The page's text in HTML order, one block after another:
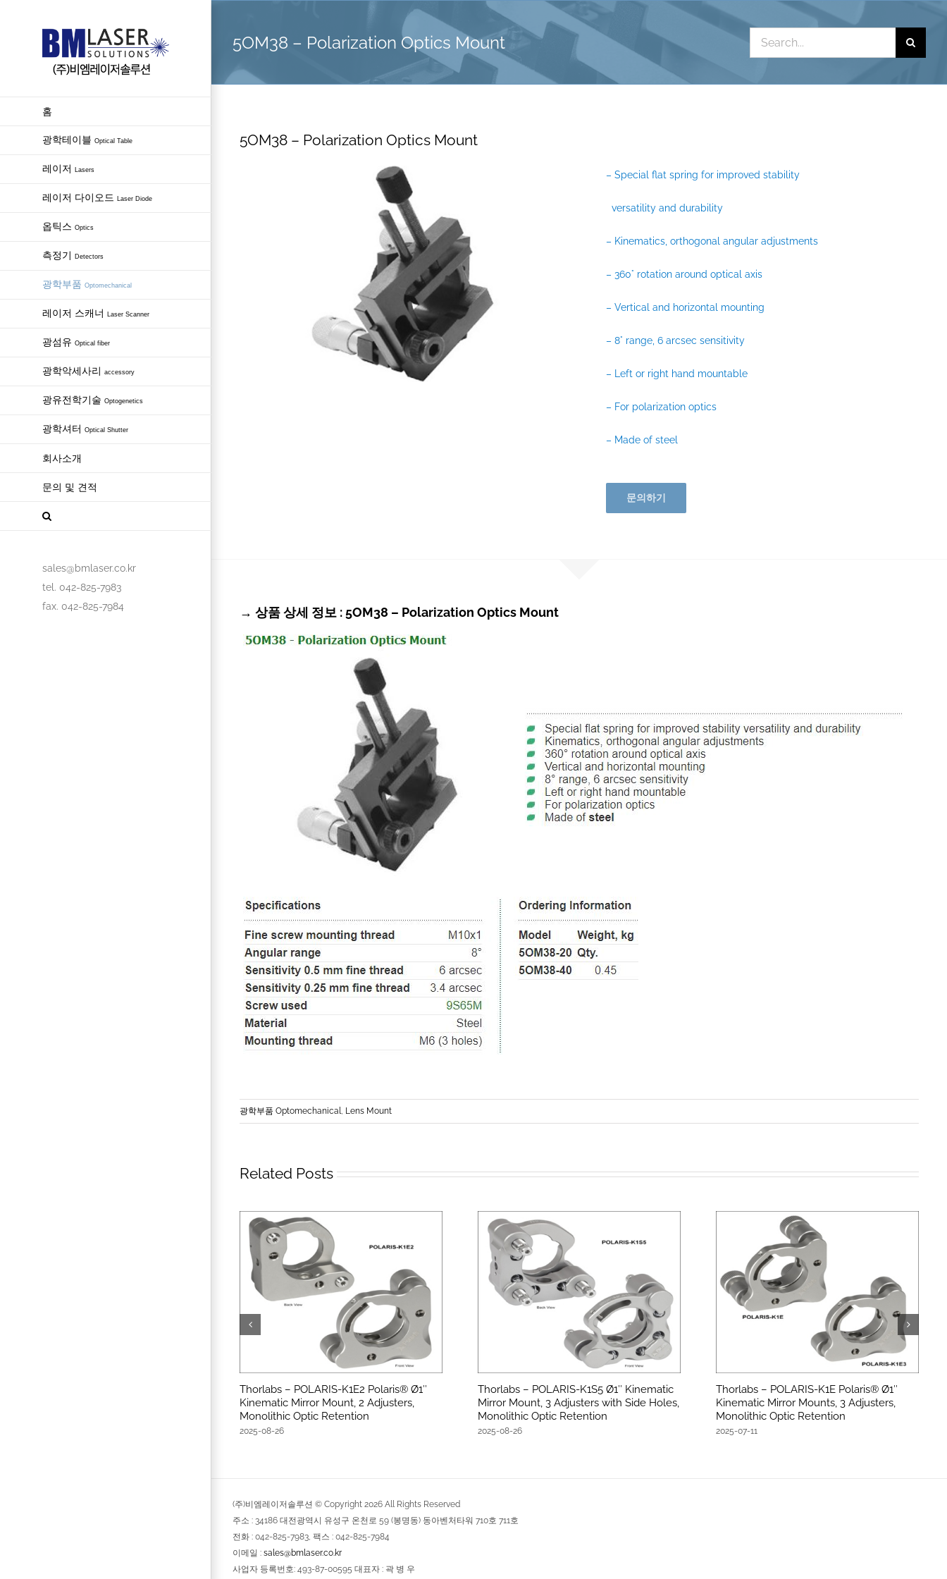
홈
광학테이블 Optical Table
레이저 Lasers
레이저 다이오드 Laser Diode
옵틱스 Optics
측정기 Detectors
광학부품 Optomechanical
레이저 스캐너 Laser Scanner
광섬유 Optical fiber
광학악세사리 accessory
광유전학기술 Optogenetics
광학셔터 Optical Shutter
회사소개
문의 및 견적
sales@bmlaser.co.kr
tel. 042-825-7983
fax. 042-825-7984
5OM38 – Polarization Optics Mount
Search
for:
5OM38 – Polarization Optics Mount
– Special flat spring for improved stability
versatility and durability
– Kinematics, orthogonal angular adjustments
– 360° rotation around optical axis
– Vertical and horizontal mounting
– 8° range, 6 arcsec sensitivity
– Left or right hand mountable
– For polarization optics
– Made of steel
문의하기
→ 상품 상세 정보 : 5OM38 – Polarization Optics Mount
광학부품 Optomechanical, Lens Mount
Related Posts
Thorlabs – POLARIS-K1E2 Polaris® Ø1″
Kinematic Mirror Mount, 2 Adjusters,
Monolithic Optic Retention
2025-08-26
Thorlabs – POLARIS-K1S5 Ø1″ Kinematic
Mirror Mount, 3 Adjusters with Side Holes,
Monolithic Optic Retention
2025-08-26
Thorlabs – POLARIS-K1E Polaris® Ø1″
Kinematic Mirror Mounts, 3 Adjusters,
Monolithic Optic Retention
2025-07-11
(주)비엠레이저솔루션 © Copyright 2026 All Rights Reserved
주소 : 34186 대전광역시 유성구 온천로 59 (봉명동) 동아벤처타워 710호 711호
전화 : 042-825-7983, 팩스 : 042-825-7984
이메일 : sales@bmlaser.co.kr
사업자 등록번호: 493-87-00595 대표자 : 곽 병 우